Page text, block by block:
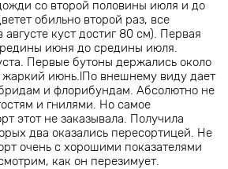
со второй половины июля и до
обильно второй раз, все
августе куст достиг 80 см). Первая
июня до средины июля.
Первые бутоны держались около
жаркий июнь.lПо внешнему виду дает
и флорибундам. Абсолютно не
и гнилями. Но самое
этот не заказывала. Получила
два оказались пересортицей. Не
очень с хорошими показателями
как он перезимует.